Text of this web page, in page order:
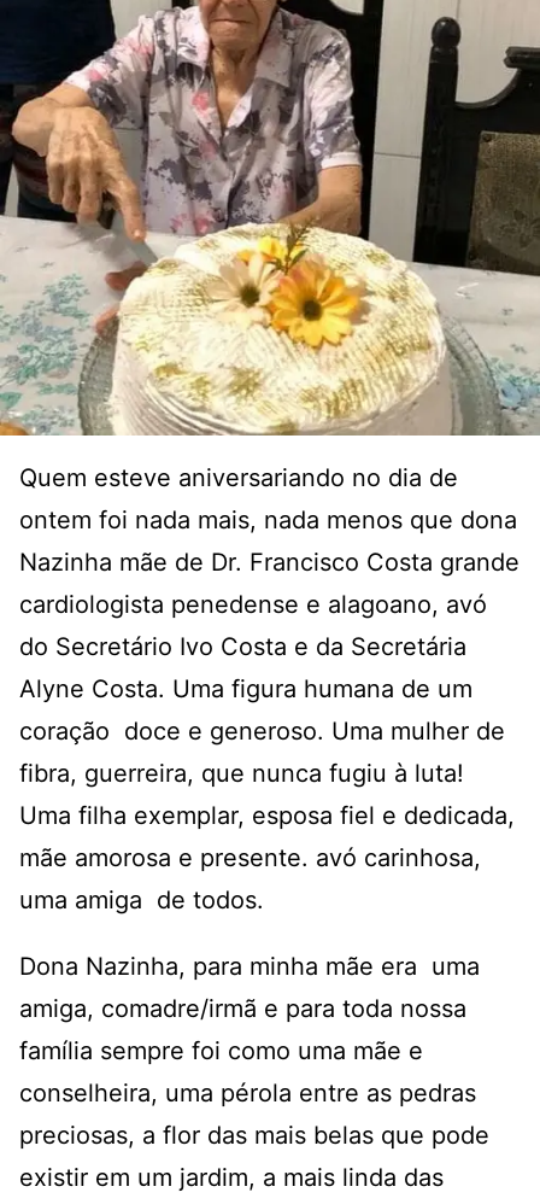
Quem esteve aniversariando no dia de
ontem foi nada mais, nada menos que dona
Nazinha mãe de Dr. Francisco Costa grande
cardiologista penedense e alagoano, avó
do Secretário Ivo Costa e da Secretária
Alyne Costa. Uma figura humana de um
coração doce e generoso. Uma mulher de
fibra, guerreira, que nunca fugiu à luta!
Uma filha exemplar, esposa fiel e dedicada,
mãe amorosa e presente. avó carinhosa,
uma amiga de todos.
Dona Nazinha, para minha mãe era uma
amiga, comadre/irmã e para toda nossa
família sempre foi como uma mãe e
conselheira, uma pérola entre as pedras
preciosas, a flor das mais belas que pode
existir em um jardim, a mais linda das